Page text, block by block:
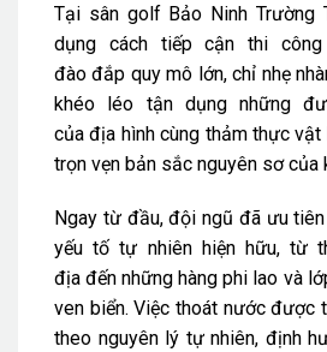
Tại sân golf Bảo Ninh Trường
dụng cách tiếp cận thi
đào đắp quy mô lớn, chỉ nhẹ
khéo léo tận dụng những
của địa hình cùng thảm thực vật
trọn vẹn bản sắc nguyên sơ của
Ngay từ đầu, đội ngũ đã ưu
yếu tố tự nhiên hiện hữu, từ
địa đến những hàng phi lao và
ven biển. Việc thoát nước được
theo nguyên lý tự nhiên, định